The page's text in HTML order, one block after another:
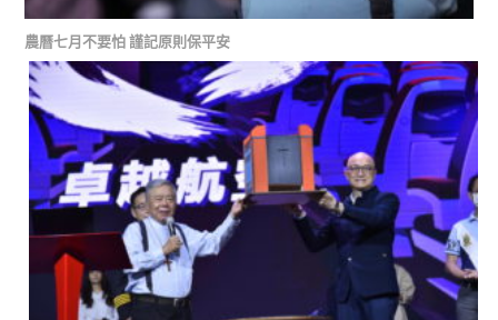
農曆七月不要怕 謹記原則保平安